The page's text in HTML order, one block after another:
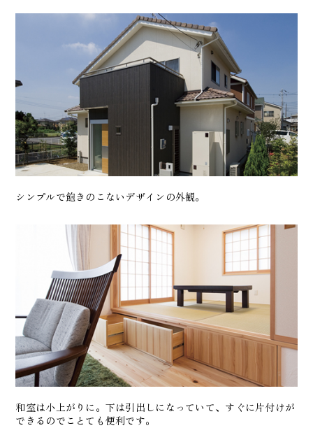
シンプルで飽きのこないデザインの外観。
和室は小上がりに。下は引出しになっていて、すぐに片付けが
できるのでことても便利です。